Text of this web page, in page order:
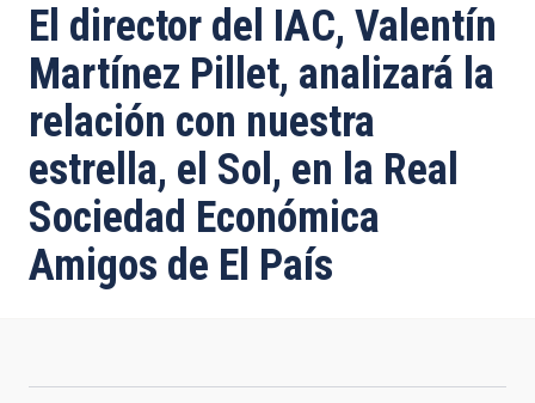
El director del IAC, Valentín
Martínez Pillet, analizará la
relación con nuestra
estrella, el Sol, en la Real
Sociedad Económica
Amigos de El País